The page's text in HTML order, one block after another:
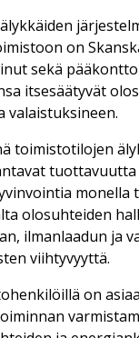
on
sekä
itsesäätyvät
valaistuksineen.
toimistotilojen
tuottavuutta
monella
olosuhteiden
ilmanlaadun ja
viihtyvyyttä.
on